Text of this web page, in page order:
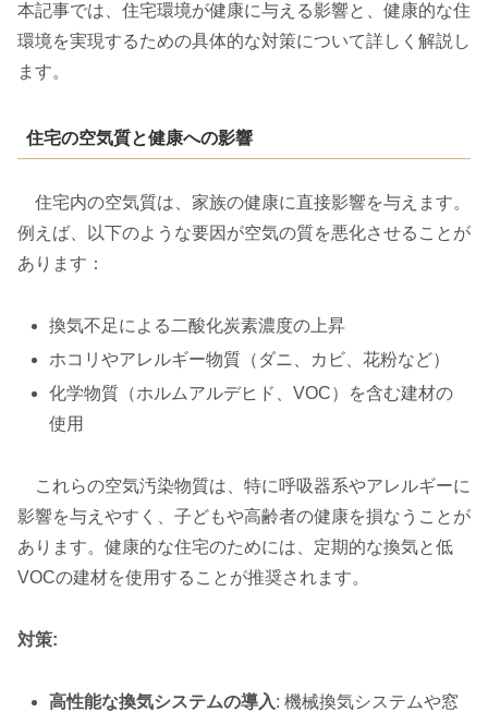
本記事では、住宅環境が健康に与える影響と、健康的な住
環境を実現するための具体的な対策について詳しく解説し
ます。
住宅の空気質と健康への影響
住宅内の空気質は、家族の健康に直接影響を与えます。
例えば、以下のような要因が空気の質を悪化させることが
あります：
換気不足による二酸化炭素濃度の上昇
ホコリやアレルギー物質（ダニ、カビ、花粉など）
化学物質（ホルムアルデヒド、VOC）を含む建材の
使用
これらの空気汚染物質は、特に呼吸器系やアレルギーに
影響を与えやすく、子どもや高齢者の健康を損なうことが
あります。健康的な住宅のためには、定期的な換気と低
VOCの建材を使用することが推奨されます。
対策:
高性能な換気システムの導入: 機械換気システムや窓